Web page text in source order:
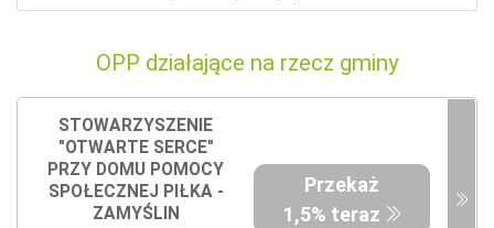
OPP działające na rzecz gminy
STOWARZYSZENIE
"OTWARTE SERCE"
PRZY DOMU POMOCY
SPOŁECZNEJ PIŁKA -
ZAMYŚLIN
Przekaż
1,5% teraz